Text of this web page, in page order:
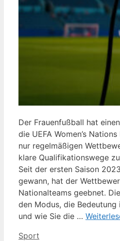
Der Frauenfußball hat
die UEFA Women’s
nur regelmäßigen
klare Qualifikationswege
Seit der ersten Saison
gewann, hat der
Nationalteams geebnet.
den Modus, die Bedeutung
und wie Sie die …
Kategorien
Sport